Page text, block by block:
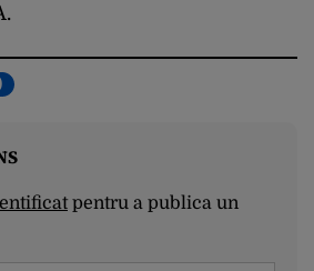
pentru a publica un